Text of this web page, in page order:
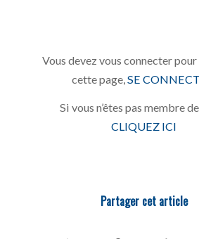
Vous devez vous connecter pour
cette page, SE
Si vous n’êtes pas membre
CLIQUEZ ICI
Partager cet article